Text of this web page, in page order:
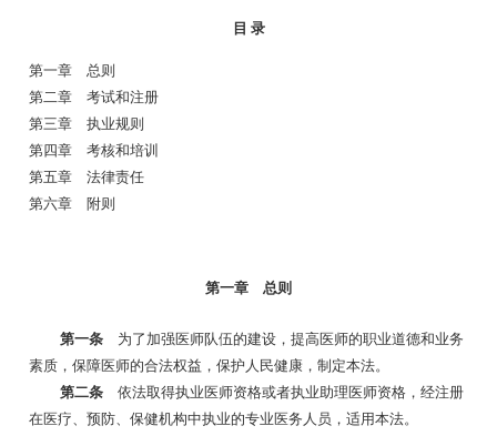
目 录
第一章 总则
第二章 考试和注册
第三章 执业规则
第四章 考核和培训
第五章 法律责任
第六章 附则
第一章 总则
第一条
为了加强医师队伍的建设，提高医师的职业道德和业务
素质，保障医师的合法权益，保护人民健康，制定本法。
第二条
依法取得执业医师资格或者执业助理医师资格，经注册
在医疗、预防、保健机构中执业的专业医务人员，适用本法。